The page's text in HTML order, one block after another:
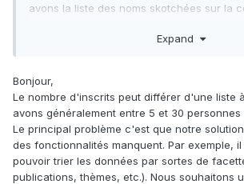
avons la liste des noms skotchées sur la
Expand
Bonjour,
Le nombre d'inscrits peut différer d'une liste
avons généralement entre 5 et 30 personnes
Le principal problème c'est que notre
des fonctionnalités manquent. Par exemple,
pouvoir trier les données par sortes de
publications, thèmes, etc.). Nous souhaitons